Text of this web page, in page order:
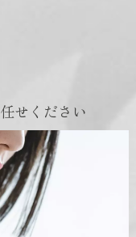
せください